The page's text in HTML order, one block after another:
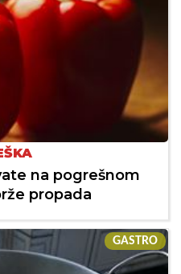
na pogrešnom
propada
GASTRO